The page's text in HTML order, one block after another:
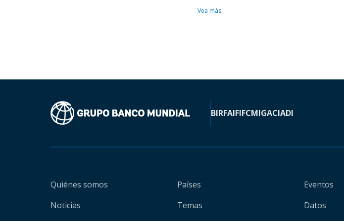
Vea más
BIRFAIFIFCMIGACIADI
Quiénes somos
Noticias
Países
Temas
Eventos
Datos